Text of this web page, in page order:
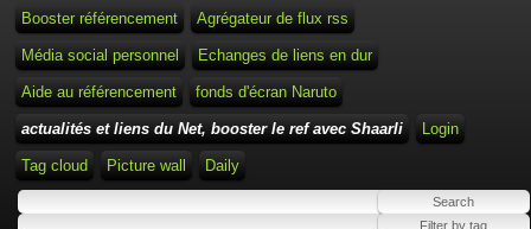
Booster référencement Agrégateur de flux rss
Média social personnel Echanges de liens en dur
Aide au référencement fonds d'écran Naruto
actualités et liens du Net, booster le ref avec Shaarli Login
Tag cloud Picture wall Daily